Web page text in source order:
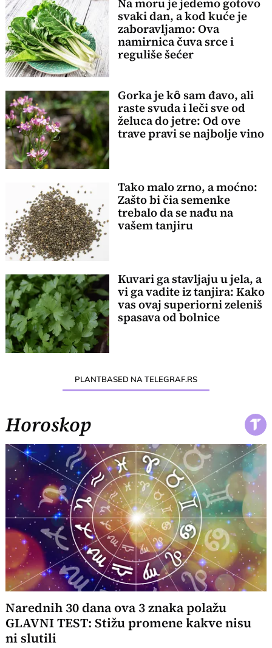
Na moru je jedemo gotovo
svaki dan, a kod kuće je
zaboravljamo: Ova
namirnica čuva srce i
reguliše šećer
Gorka je kȏ sam đavo, ali
raste svuda i leči sve od
želuca do jetre: Od ove
trave pravi se najbolje vino
Tako malo zrno, a moćno:
Zašto bi čia semenke
trebalo da se nađu na
vašem tanjiru
Kuvari ga stavljaju u jela, a
vi ga vadite iz tanjira: Kako
vas ovaj superiorni zeleniš
spasava od bolnice
PLANTBASED NA TELEGRAF.RS
Horoskop
Narednih 30 dana ova 3 znaka polažu
GLAVNI TEST: Stižu promene kakve nisu
ni slutili